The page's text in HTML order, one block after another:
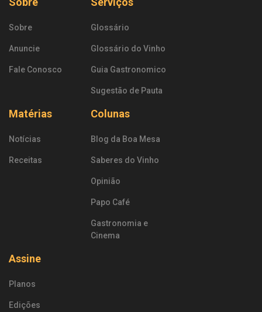
Sobre
Anuncie
Fale Conosco
Glossário
Glossário do Vinho
Guia Gastronomico
Sugestão de Pauta
Matérias
Notícias
Receitas
Colunas
Blog da Boa Mesa
Saberes do Vinho
Opinião
Papo Café
Gastronomia e
Cinema
Assine
Planos
Edições